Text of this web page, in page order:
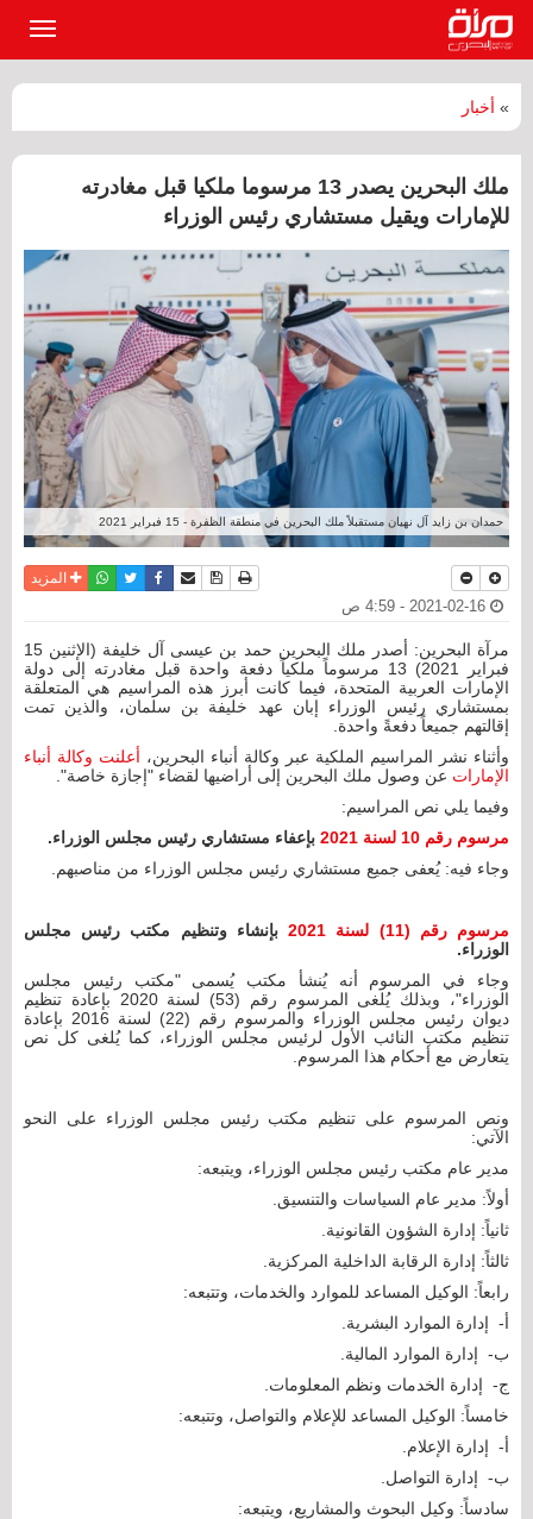
» أخبار
ملك البحرين يصدر 13 مرسوما ملكيا قبل مغادرته
للإمارات ويقيل مستشاري رئيس الوزراء
حمدان بن زايد آل نهيان مستقبلاً ملك البحرين في منطقة الظفرة - 15 فبراير 2021
نسخة للطباعة
حفظ الموضوع
أرسل الى صديق
فيسبوكتويترواتسابالمزيد
مرآة البحرين: أصدر ملك البحرين حمد بن عيسى آل خليفة (الإثنين 15
فبراير 2021) 13 مرسوماً ملكياً دفعة واحدة قبل مغادرته إلى دولة
الإمارات العربية المتحدة، فيما كانت أبرز هذه المراسيم هي المتعلقة
بمستشاري رئيس الوزراء إبان عهد خليفة بن سلمان، والذين تمت
إقالتهم جميعاً دفعةً واحدة.
وأثناء نشر المراسيم الملكية عبر وكالة أنباء البحرين، أعلنت وكالة أنباء
الإمارات عن وصول ملك البحرين إلى أراضيها لقضاء "إجازة خاصة".
وفيما يلي نص المراسيم:
مرسوم رقم 10 لسنة 2021
بإعفاء مستشاري رئيس مجلس الوزراء.
وجاء فيه: يُعفى جميع مستشاري رئيس مجلس الوزراء من مناصبهم.
مرسوم رقم (11) لسنة 2021
بإنشاء وتنظيم مكتب رئيس مجلس
الوزراء.
وجاء في المرسوم أنه يُنشأ مكتب يُسمى "مكتب رئيس مجلس
الوزراء"، وبذلك يُلغى المرسوم رقم (53) لسنة 2020 بإعادة تنظيم
ديوان رئيس مجلس الوزراء والمرسوم رقم (22) لسنة 2016 بإعادة
تنظيم مكتب النائب الأول لرئيس مجلس الوزراء، كما يُلغى كل نص
يتعارض مع أحكام هذا المرسوم.
ونص المرسوم على تنظيم مكتب رئيس مجلس الوزراء على النحو
الآتي:
مدير عام مكتب رئيس مجلس الوزراء، ويتبعه:
أولاً: مدير عام السياسات والتنسيق.
ثانياً: إدارة الشؤون القانونية.
ثالثاً: إدارة الرقابة الداخلية المركزية.
رابعاً: الوكيل المساعد للموارد والخدمات، وتتبعه:
‌أ- ‌إدارة الموارد البشرية.
‌ب- ‌إدارة الموارد المالية.
‌ج- ‌إدارة الخدمات ونظم المعلومات.
خامساً: الوكيل المساعد للإعلام والتواصل، وتتبعه:
‌أ- إدارة الإعلام.
‌ب- إدارة التواصل.
سادساً: وكيل البحوث والمشاريع، ويتبعه: